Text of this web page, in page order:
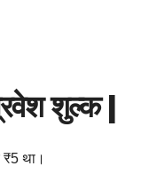
शुल्क |
था।